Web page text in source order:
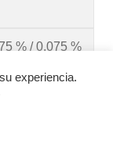
% / 0,075 %
experiencia.